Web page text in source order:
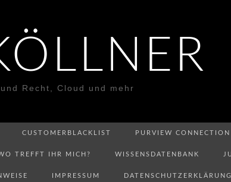
Recht, Cloud und mehr
CUSTOMERBLACKLIST PURVIEW CONNECTION
TREFFT IHR MICH? WISSENSDATENBANK
IMPRESSUM DATENSCHUTZERKLÄRUNG